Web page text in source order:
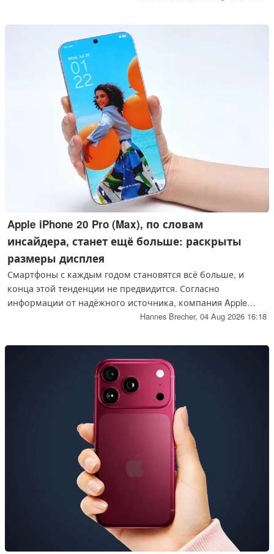
процессоров на архитектуре ARM, для которых просто нет
в наличии оперативной памяти.
Apple iPhone 20 Pro (Max), по словам
инсайдера, станет ещё больше: раскрыты
размеры дисплея
Смартфоны с каждым годом становятся всё больше, и
конца этой тенденции не предвидится. Согласно
информации от надёжного источника, компания Apple
рассматривает возможность оснащения моделей iPhone 20
Hannes Brecher, 04 Aug 2026 16:18